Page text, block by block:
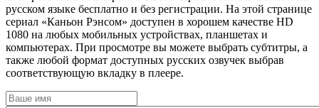
русском языке бесплатно и без регистрации. На этой странице
сериал «Каньон Рэнсом» доступен в хорошем качестве HD
1080 на любых мобильных устройствах, планшетах и
компьютерах. При просмотре вы можете выбрать субтитры, а
также любой формат доступных русских озвучек выбрав
соответствующую вкладку в плеере.